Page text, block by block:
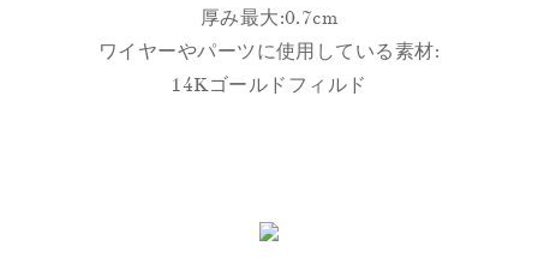
厚み最大:0.7cm
ワイヤーやパーツに使用している素材:
14Kゴールドフィルド